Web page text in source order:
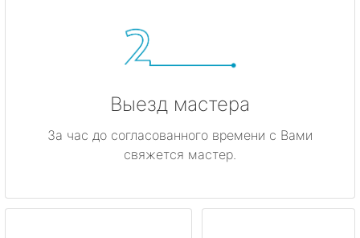
Выезд мастера
За час до согласованного времени с Вами
свяжется мастер.